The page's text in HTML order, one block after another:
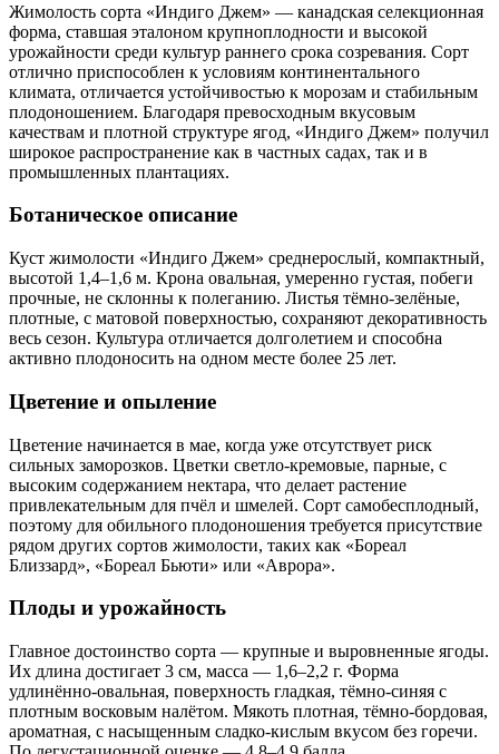
Жимолость сорта «Индиго Джем» — канадская селекционная
форма, ставшая эталоном крупноплодности и высокой
урожайности среди культур раннего срока созревания. Сорт
отлично приспособлен к условиям континентального
климата, отличается устойчивостью к морозам и стабильным
плодоношением. Благодаря превосходным вкусовым
качествам и плотной структуре ягод, «Индиго Джем» получил
широкое распространение как в частных садах, так и в
промышленных плантациях.
Ботаническое описание
Куст жимолости «Индиго Джем» среднерослый, компактный,
высотой 1,4–1,6 м. Крона овальная, умеренно густая, побеги
прочные, не склонны к полеганию. Листья тёмно-зелёные,
плотные, с матовой поверхностью, сохраняют декоративность
весь сезон. Культура отличается долголетием и способна
активно плодоносить на одном месте более 25 лет.
Цветение и опыление
Цветение начинается в мае, когда уже отсутствует риск
сильных заморозков. Цветки светло-кремовые, парные, с
высоким содержанием нектара, что делает растение
привлекательным для пчёл и шмелей. Сорт самобесплодный,
поэтому для обильного плодоношения требуется присутствие
рядом других сортов жимолости, таких как «Бореал
Близзард», «Бореал Бьюти» или «Аврора».
Плоды и урожайность
Главное достоинство сорта — крупные и выровненные ягоды.
Их длина достигает 3 см, масса — 1,6–2,2 г. Форма
удлинённо-овальная, поверхность гладкая, тёмно-синяя с
плотным восковым налётом. Мякоть плотная, тёмно-бордовая,
ароматная, с насыщенным сладко-кислым вкусом без горечи.